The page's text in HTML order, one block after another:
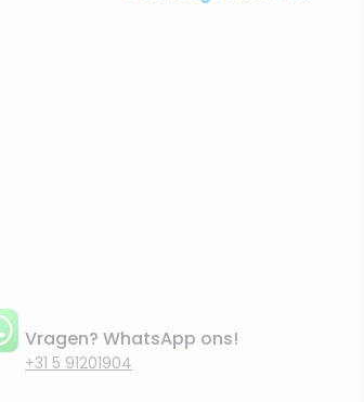
Vragen? WhatsApp ons!
+31 5 91201904